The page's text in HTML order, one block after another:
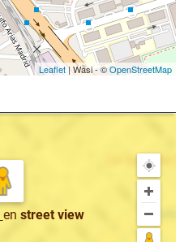
Leaflet| Wasi - ©OpenStreetMap
en street view